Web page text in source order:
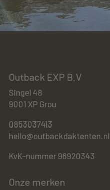
Outback EXP B.V
Singel 48
9001 XP Grou
0853037413
hello@outbackdaktenten.nl
KvK-nummer 96920343
Onze merken